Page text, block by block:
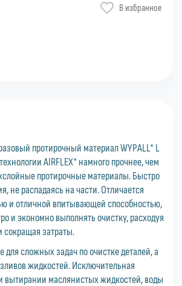
В избранное
протирочный материал WYPALL* L
AIRFLEX* намного прочнее, чем
протирочные материалы. Быстро
не распадаясь на части. Отличается
и отличной впитывающей способностью,
и экономно выполнять очистку, расходуя
затраты.
сложных задач по очистке деталей, а
жидкостей. Исключительная
вытирании маслянистых жидкостей, воды